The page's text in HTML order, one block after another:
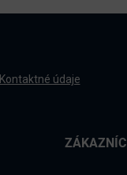
Kontaktné údaje
ZÁKAZNÍCI